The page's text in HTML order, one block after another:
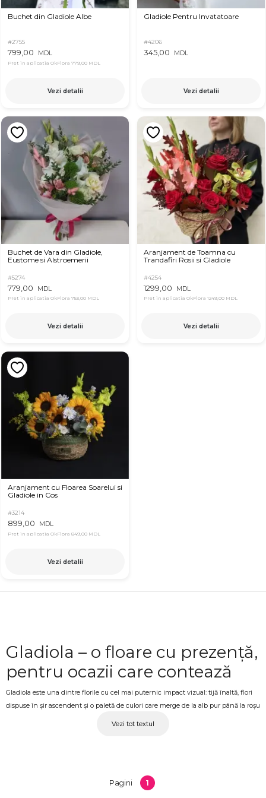
Buchet din Gladiole Albe
#2755
799,00 MDL
Pret in aplicatia OkFlora 779,00 MDL
Vezi detalii
Gladiole Pentru Invatatoare
#4206
345,00 MDL
Vezi detalii
Buchet de Vara din Gladiole,
Eustome si Alstroemerii
#5274
779,00 MDL
Pret in aplicatia OkFlora 753,00 MDL
Vezi detalii
Aranjament de Toamna cu
Trandafiri Rosii si Gladiole
#4254
1299,00 MDL
Pret in aplicatia OkFlora 1249,00 MDL
Vezi detalii
Aranjament cu Floarea Soarelui si
Gladiole in Cos
#3214
899,00 MDL
Pret in aplicatia OkFlora 849,00 MDL
Vezi detalii
Gladiola – o floare cu prezență,
pentru ocazii care contează
Gladiola este una dintre florile cu cel mai puternic impact vizual: tijă înaltă, flori
dispuse în șir ascendent și o paletă de culori care merge de la alb pur până la roșu
Buchete de gladiole – pentru
Vezi tot textul
Pagini 1